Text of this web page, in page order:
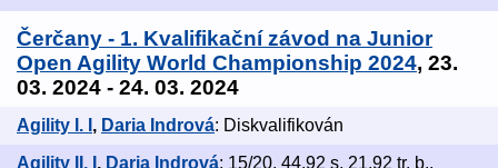
Čerčany - 1. Kvalifikační závod na Junior
Open Agility World Championship 2024, 23.
03. 2024 - 24. 03. 2024
Agility I. I , Daria Indrová: Diskvalifikován
Agility II. I , Daria Indrová: 15/20, 44.92 s, 21.92 tr. b.,